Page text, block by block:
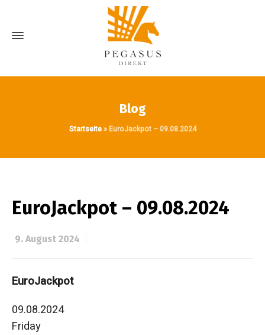
Blog
Startseite»EuroJackpot – 09.08.2024
EuroJackpot – 09.08.2024
9. August 2024
EuroJackpot
09.08.2024
Friday